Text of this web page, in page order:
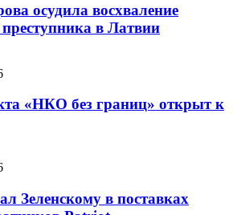
осудила восхваление
преступника в Латвии
«НКО без границ» открыт к
Зеленскому в поставках